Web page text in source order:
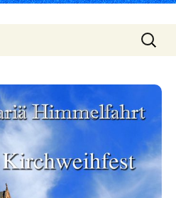
Suchen
nach: